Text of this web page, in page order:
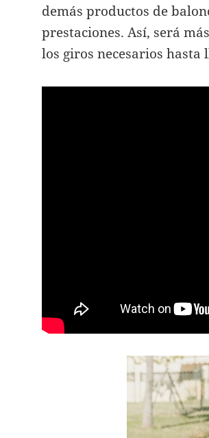
demás productos de
prestaciones. Así, será
los giros necesarios